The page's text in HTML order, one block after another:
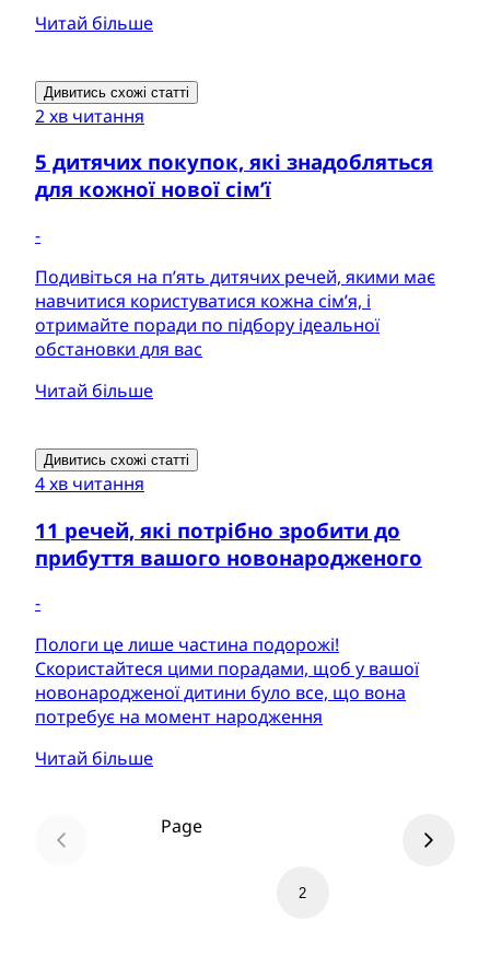
Читай більше
Дивитись схожі статті
2 хв читання
5 дитячих покупок, які знадобляться
для кожної нової сім’ї
-
Подивіться на п’ять дитячих речей, якими має
навчитися користуватися кожна сім’я, і
отримайте поради по підбору ідеальної
обстановки для вас
Читай більше
Дивитись схожі статті
4 хв читання
11 речей, які потрібно зробити до
прибуття вашого новонародженого
-
Пологи це лише частина подорожі!
Скористайтеся цими порадами, щоб у вашої
новонародженої дитини було все, що вона
потребує на момент народження
Читай більше
Page
2